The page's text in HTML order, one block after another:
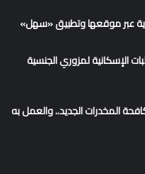
عبر موقعها وتطبيق «سهل»
الإسكانية لمزوري الجنسية
المخدرات الجديد.. والعمل به